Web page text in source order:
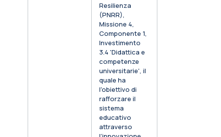
Resilienza
(PNRR),
Missione 4,
Componente 1,
Investimento
3.4 'Didattica e
competenze
universitarie', il
quale ha
l'obiettivo di
rafforzare il
sistema
educativo
attraverso